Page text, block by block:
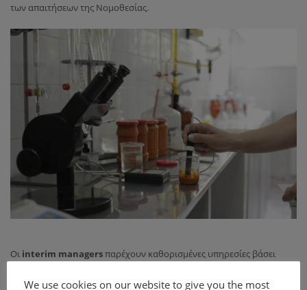
των απαιτήσεων της Νομοθεσίας.
Οι interim managersπαρέχουν καθορισμένες υπηρεσίες βάσει
προσφέρουμε στις επιχειρήσεις τροφίμων είναι πέρα και πάνω από
We use cookies on our website to give you the most